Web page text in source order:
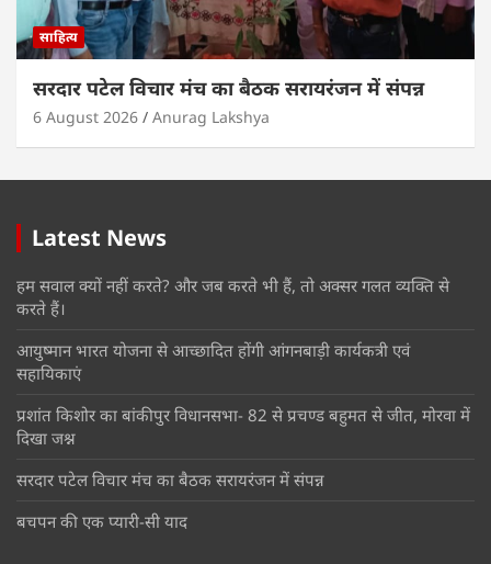
साहित्य
सरदार पटेल विचार मंच का बैठक सरायरंजन में संपन्न
6 August 2026 Anurag Lakshya
Latest News
हम सवाल क्यों नहीं करते? और जब करते भी हैं, तो अक्सर गलत व्यक्ति से
करते हैं।
आयुष्मान भारत योजना से आच्छादित होंगी आंगनबाड़ी कार्यकत्री एवं
सहायिकाएं
प्रशांत किशोर का बांकीपुर विधानसभा- 82 से प्रचण्ड बहुमत से जीत, मोरवा में
दिखा जश्न
सरदार पटेल विचार मंच का बैठक सरायरंजन में संपन्न
बचपन की एक प्यारी-सी याद